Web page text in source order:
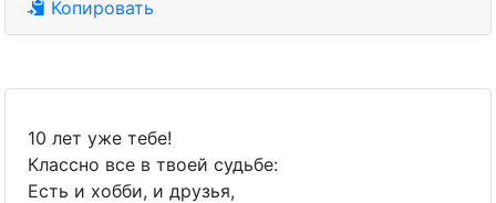
Копировать
10 лет уже тебе!
Классно все в твоей судьбе:
Есть и хобби, и друзья,